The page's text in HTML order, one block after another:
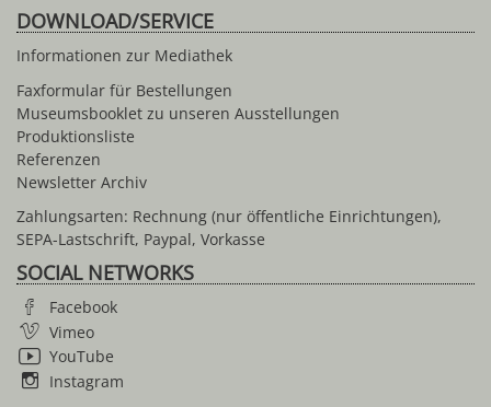
DOWNLOAD/SERVICE
Informationen zur Mediathek
Faxformular für Bestellungen
Museumsbooklet zu unseren Ausstellungen
Produktionsliste
Referenzen
Newsletter Archiv
Zahlungsarten: Rechnung (nur öffentliche Einrichtungen),
SEPA-Lastschrift, Paypal, Vorkasse
SOCIAL NETWORKS
Facebook
Vimeo
YouTube
Instagram